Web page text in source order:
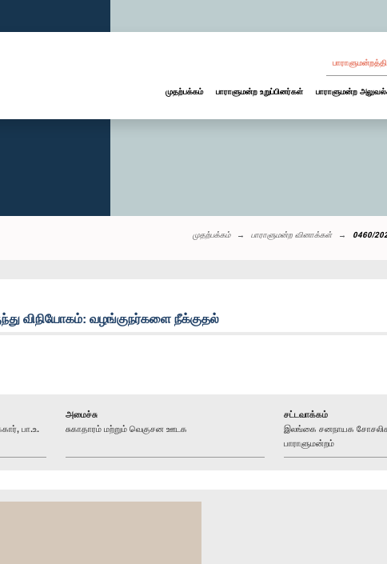
முதற்பக்கம் பாராளுமன்ற உறுப்பினர்கள் பாராளுமன்ற
முதற்பக்கம் பாராளுமன்ற வினாக்கள் 0460/
விநியோகம்: வழங்குநர்களை நீக்குதல்
பா.உ.
அமைச்சு
சுகாதாரம் மற்றும் வெகுசன ஊடக
சட்டவாக்கம்
இலங்கை சனநாயக
பாராளுமன்றம்